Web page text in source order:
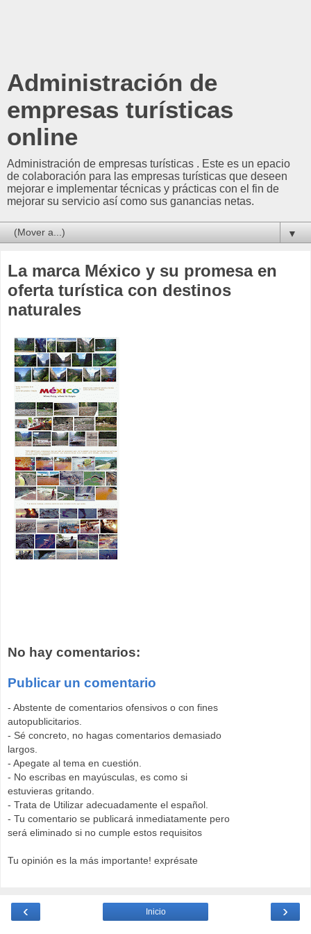
Administración de
empresas turísticas
online
Administración de empresas turísticas . Este es un epacio
de colaboración para las empresas turísticas que deseen
mejorar e implementar técnicas y prácticas con el fin de
mejorar su servicio así como sus ganancias netas.
▼
La marca México y su promesa en
oferta turística con destinos
naturales
No hay comentarios:
Publicar un comentario
- Abstente de comentarios ofensivos o con fines
autopublicitarios.
- Sé concreto, no hagas comentarios demasiado
largos.
- Apegate al tema en cuestión.
- No escribas en mayúsculas, es como si
estuvieras gritando.
- Trata de Utilizar adecuadamente el español.
- Tu comentario se publicará inmediatamente pero
será eliminado si no cumple estos requisitos
Tu opinión es la más importante! exprésate
‹ ›
Inicio